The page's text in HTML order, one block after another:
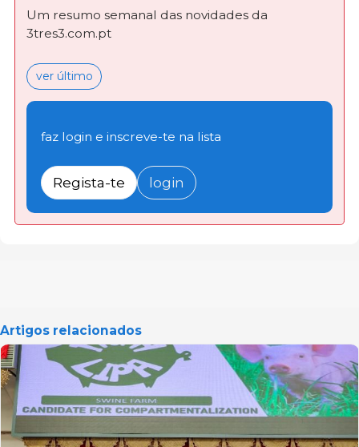
Um resumo semanal das novidades da
3tres3.com.pt
ver último
faz login e inscreve-te na lista
Regista-te login
Artigos relacionados